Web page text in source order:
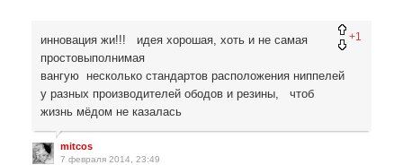
+1
инновация жи!!! идея хорошая, хоть и не самая
простовыполнимая
вангую несколько стандартов расположения ниппелей
у разных производителей ободов и резины, чтоб
жизнь мёдом не казалась
mitcos
7 февраля 2014, 23:49